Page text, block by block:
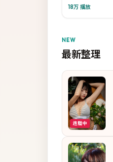
18万 播放
NEW
最新整理
连载中